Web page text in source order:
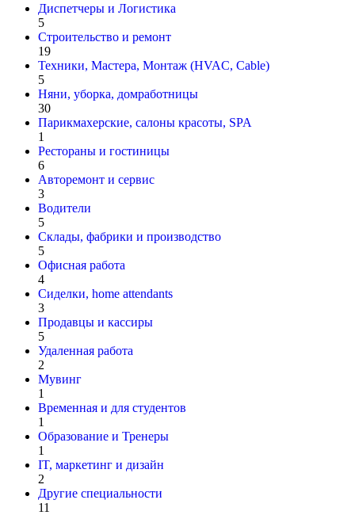
Диспетчеры и Логистика
5
Строительство и ремонт
19
Техники, Мастера, Монтаж (HVAC, Cable)
5
Няни, уборка, домработницы
30
Парикмахерские, салоны красоты, SPA
1
Рестораны и гостиницы
6
Авторемонт и cервис
3
Водители
5
Склады, фабрики и производство
5
Офисная работа
4
Сиделки, home attendants
3
Продавцы и кассиры
5
Удаленная работа
2
Мувинг
1
Временная и для студентов
1
Образование и Тренеры
1
IT, маркетинг и дизайн
2
Другие специальности
11